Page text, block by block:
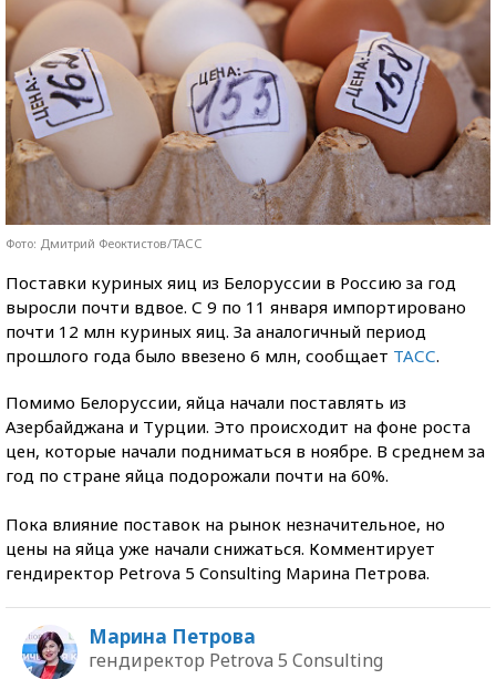
Фото: Дмитрий Феоктистов/ТАСС
Поставки куриных яиц из Белоруссии в Россию за год
выросли почти вдвое. С 9 по 11 января импортировано
почти 12 млн куриных яиц. За аналогичный период
прошлого года было ввезено 6 млн, сообщает ТАСС.
Помимо Белоруссии, яйца начали поставлять из
Азербайджана и Турции. Это происходит на фоне роста
цен, которые начали подниматься в ноябре. В среднем за
год по стране яйца подорожали почти на 60%.
Пока влияние поставок на рынок незначительное, но
цены на яйца уже начали снижаться. Комментирует
гендиректор Petrova 5 Consulting Марина Петрова.
Марина Петрова
гендиректор Petrova 5 Consulting